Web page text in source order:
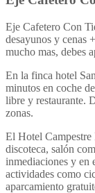
Eje Cafetero Con
desayunos y cenas
mucho mas, debes
En la finca hotel
minutos en coche
libre y restaurante.
zonas.
El Hotel Campestre
discoteca, salón
inmediaciones y en
actividades como
aparcamiento